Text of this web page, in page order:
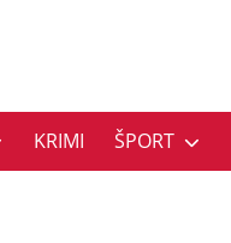
KRIMI ŠPORT